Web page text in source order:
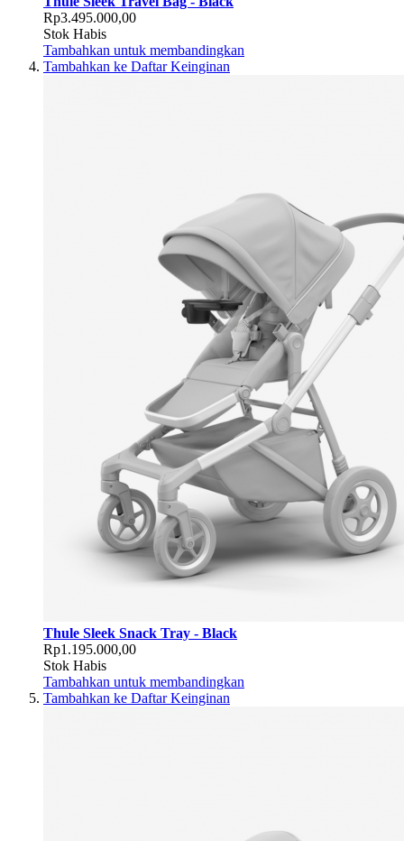
Rp3.495.000,00
Stok Habis
Tambahkan untuk membandingkan
Tambahkan ke Daftar Keinginan
Thule Sleek Snack Tray - Black
Rp1.195.000,00
Stok Habis
Tambahkan untuk membandingkan
Tambahkan ke Daftar Keinginan